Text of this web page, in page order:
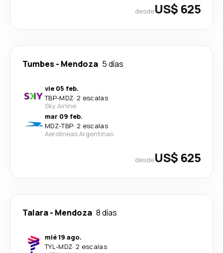
desdeUS$ 625
Tumbes- Mendoza 5 días
vie 05 feb.
TBP-MDZ· 2 escalas
Sky Airline
mar 09 feb.
MDZ-TBP· 2 escalas
Aerolineas Argentinas
desdeUS$ 625
Talara- Mendoza 8 días
mié 19 ago.
TYL-MDZ· 2 escalas